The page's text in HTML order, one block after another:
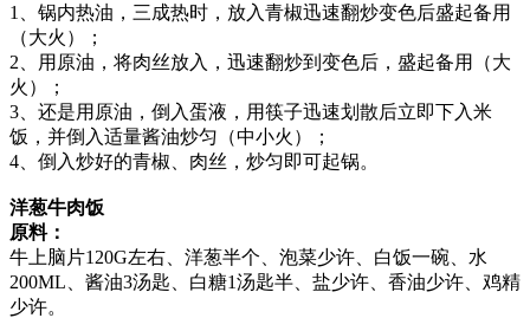
1、锅内热油，三成热时，放入青椒迅速翻炒变色后盛起备用
（大火）；
2、用原油，将肉丝放入，迅速翻炒到变色后，盛起备用（大
火）；
3、还是用原油，倒入蛋液，用筷子迅速划散后立即下入米
饭，并倒入适量酱油炒匀（中小火）；
4、倒入炒好的青椒、肉丝，炒匀即可起锅。
洋葱牛肉饭
原料：
牛上脑片120G左右、洋葱半个、泡菜少许、白饭一碗、水
200ML、酱油3汤匙、白糖1汤匙半、盐少许、香油少许、鸡精
少许。